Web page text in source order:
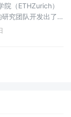
（ETHZurich）
究团队开发出了
信息以微小振动
的形式存储在芯
成果有望彻底改变